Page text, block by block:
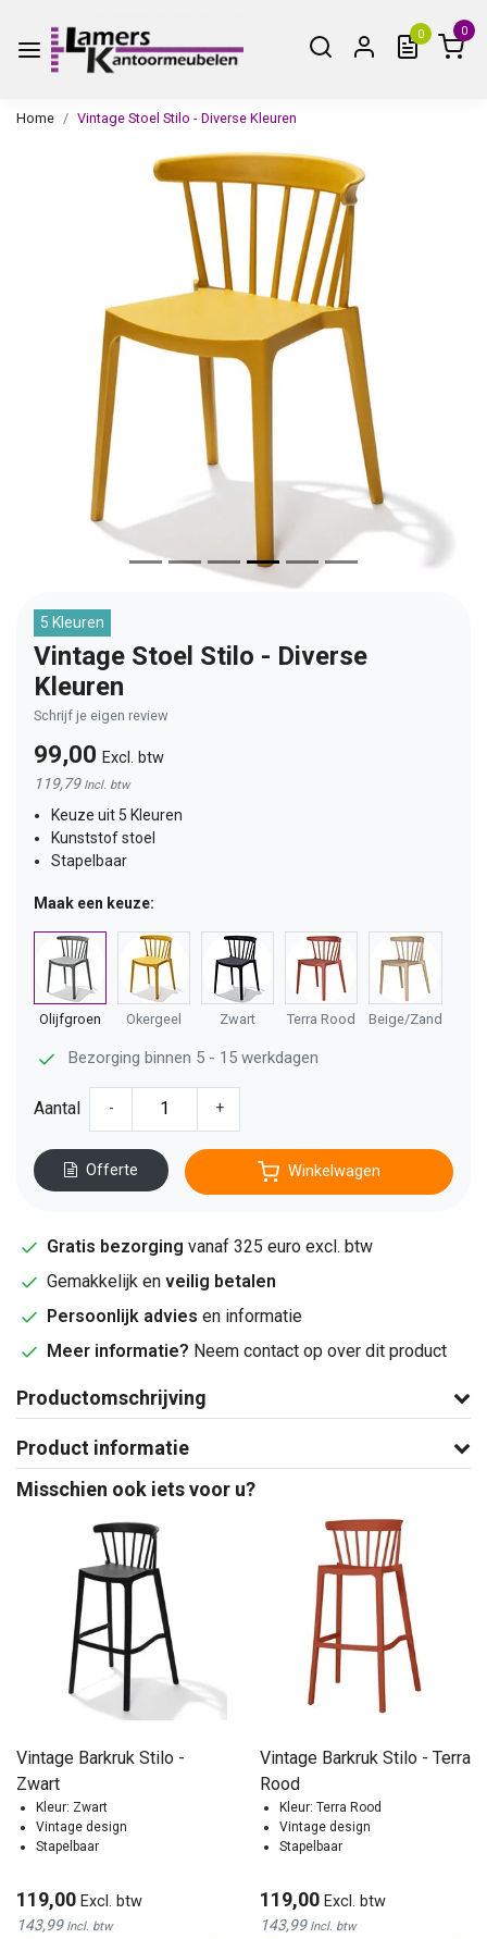
0 0
Home Vintage Stoel Stilo - Diverse Kleuren
5 Kleuren
Vintage Stoel Stilo - Diverse
Kleuren
Schrijf je eigen review
99,00 Excl. btw
119,79 Incl. btw
Keuze uit 5 Kleuren
Kunststof stoel
Stapelbaar
Maak een keuze:
Olijfgroen Okergeel Zwart Terra Rood Beige/Zand
Bezorging binnen 5 - 15 werkdagen
Aantal - +
Offerte Winkelwagen
Gratis bezorging vanaf 325 euro excl. btw
Gemakkelijk en veilig betalen
Persoonlijk advies en informatie
Meer informatie? Neem contact op over dit product
Productomschrijving
Product informatie
Misschien ook iets voor u?
Vintage Barkruk Stilo -
Zwart
Kleur: Zwart
Vintage design
Stapelbaar
119,00 Excl. btw
143,99 Incl. btw
Vintage Barkruk Stilo - Terra
Rood
Kleur: Terra Rood
Vintage design
Stapelbaar
119,00 Excl. btw
143,99 Incl. btw